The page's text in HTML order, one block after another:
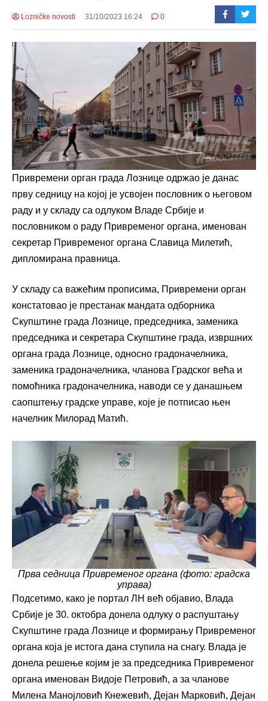
Lozničke novosti 31/10/2023 16:24 0
Привремени орган града Лознице одржао је данас
прву седницу на којој је усвојен пословник о његовом
раду и у складу са одлуком Владе Србије и
пословником о раду Привременог органа, именован
секретар Привременог органа Славица Милетић,
дипломирана правница.
У складу са важећим прописима, Привремени орган
констатовао је престанак мандата одборника
Скупштине града Лознице, председника, заменика
председника и секретара Скупштине града, извршних
органа града Лознице, односно градоначелника,
заменика градоначелника, чланова Градског већа и
помоћника градоначелника, наводи се у данашњем
саопштењу градске управе, које је потписао њен
начелник Милорад Матић.
Прва седница Привременог органа (фото: градска
управа)
Подсетимо, како је портал ЛН већ објавио, Влада
Србије је 30. октобра донела одлуку о распуштању
Скупштине града Лознице и формирању Привременог
органа која је истога дана ступила на снагу. Влада је
донела решење којим је за председника Привременог
органа именован Видоје Петровић, а за чланове
Милена Манојловић Кнежевић, Дејан Марковић, Дејан